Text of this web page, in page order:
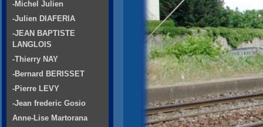
-Michel Julien
-Julien DIAFERIA
-JEAN BAPTISTE
LANGLOIS
-Thierry NAY
-Bernard BERISSET
-Pierre LEVY
-Jean frederic Gosio
Anne-Lise Martorana